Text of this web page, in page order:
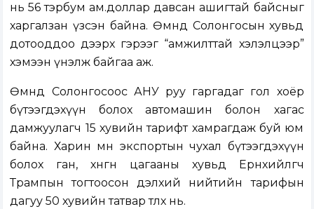
нь 56 тэрбум ам.доллар давсан ашигтай байсныг
харгалзан үзсэн байна. Өмнөд Солонгосын хувьд
дотооддоо дээрх гэрээг “амжилттай хэлэлцээр”
хэмээн үнэлж байгаа аж.
Өмнөд Солонгосоос АНУ руу гаргадаг гол хоёр
бүтээгдэхүүн болох автомашин болон хагас
дамжуулагч 15 хувийн тарифт хамрагдаж буй юм
байна. Харин мөн экспортын чухал бүтээгдэхүүн
болох ган, хөнгөн цагааны хувьд Ерөнхийлөгч
Трампын тогтоосон дэлхий нийтийн тарифын
дагуу 50 хувийн татвар төлөх нь.